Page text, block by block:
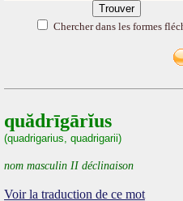
Chercher dans les formes
quădrīgārĭus
(quadrigarius, quadrigarii)
nom masculin II déclinaison
Voir la traduction de ce mot